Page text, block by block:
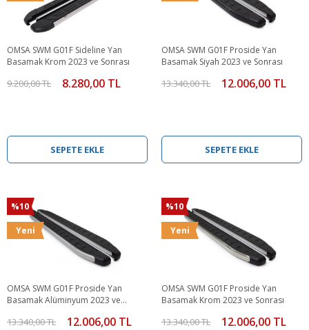
OMSA SWM G01F Sideline Yan
Basamak Krom 2023 ve Sonrası
9.200,00 TL 8.280,00 TL
SEPETE EKLE
OMSA SWM G01F Proside Yan
Basamak Siyah 2023 ve Sonrası
13.340,00 TL 12.006,00 TL
SEPETE EKLE
%10
Yeni
OMSA SWM G01F Proside Yan
Basamak Alüminyum 2023 ve
13.340,00 TL 12.006,00 TL
%10
Yeni
OMSA SWM G01F Proside Yan
Basamak Krom 2023 ve Sonrası
13.340,00 TL 12.006,00 TL